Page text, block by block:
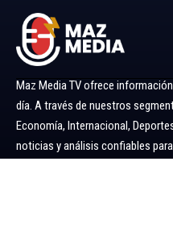
Maz Media TV ofrece
día. A través de nuestros
Economía, Internacional,
noticias y análisis confiables